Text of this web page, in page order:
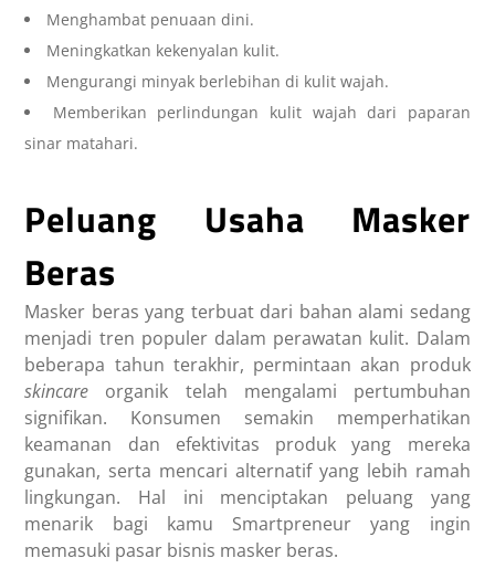
Menghambat penuaan dini.
Meningkatkan kekenyalan kulit.
Mengurangi minyak berlebihan di kulit wajah.
Memberikan perlindungan kulit wajah dari paparan
sinar matahari.
Peluang Usaha Masker
Beras
Masker beras yang terbuat dari bahan alami sedang
menjadi tren populer dalam perawatan kulit. Dalam
beberapa tahun terakhir, permintaan akan produk
skincare organik telah mengalami pertumbuhan
signifikan. Konsumen semakin memperhatikan
keamanan dan efektivitas produk yang mereka
gunakan, serta mencari alternatif yang lebih ramah
lingkungan. Hal ini menciptakan peluang yang
menarik bagi kamu Smartpreneur yang ingin
memasuki pasar bisnis masker beras.